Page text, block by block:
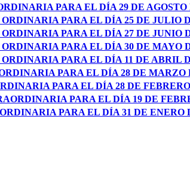
PARA EL DÍA 29 DE AGOSTO
PARA EL DÍA 25 DE JULIO
PARA EL DÍA 27 DE JUNIO
PARA EL DÍA 30 DE MAYO
PARA EL DÍA 11 DE ABRIL
PARA EL DÍA 28 DE MARZO
PARA EL DÍA 28 DE
PARA EL DÍA 19 DE
PARA EL DÍA 31 DE ENERO